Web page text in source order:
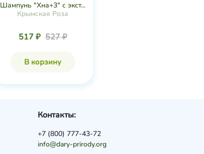
Шампунь "Хна+3" с экст...
Крымская Роза
517 ₽ 527 ₽
В корзину
Контакты:
+7 (800) 777-43-72
info@dary-prirody.org